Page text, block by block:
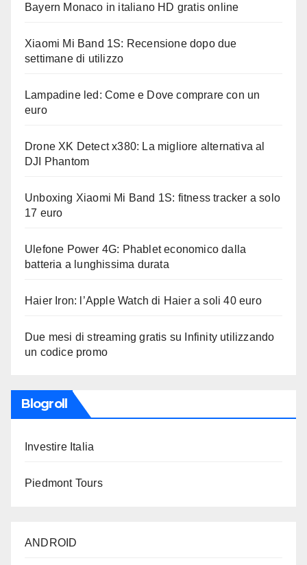
Bayern Monaco in italiano HD gratis online
Xiaomi Mi Band 1S: Recensione dopo due
settimane di utilizzo
Lampadine led: Come e Dove comprare con un
euro
Drone XK Detect x380: La migliore alternativa al
DJI Phantom
Unboxing Xiaomi Mi Band 1S: fitness tracker a solo
17 euro
Ulefone Power 4G: Phablet economico dalla
batteria a lunghissima durata
Haier Iron: l’Apple Watch di Haier a soli 40 euro
Due mesi di streaming gratis su Infinity utilizzando
un codice promo
Blogroll
Investire Italia
Piedmont Tours
ANDROID